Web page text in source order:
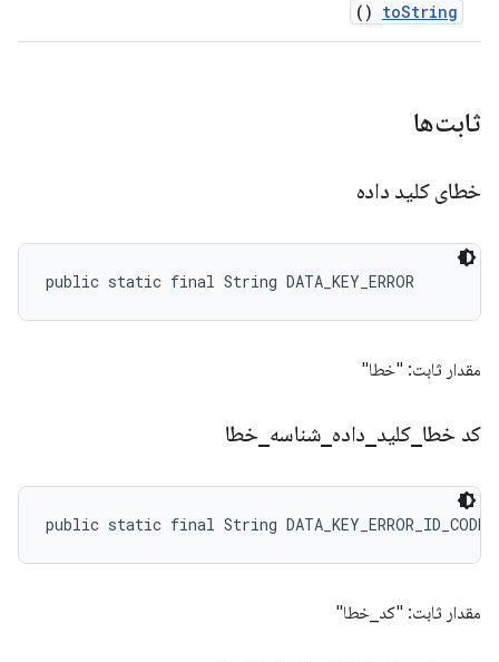
toString
()
ثابت‌ها
خطای کلید داده
public static final String DATA_KEY_ERROR
مقدار ثابت: "خطا"
کد خطا _کلید داده شناسه _خطا
public static final String DATA_KEY_ERROR_ID_CODE
مقدار ثابت: "کد_خطا"